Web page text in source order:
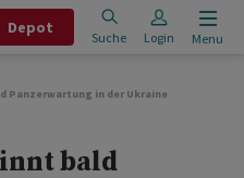
Depot
Suche Login Menu
Panzerwartung in der Ukraine
bald